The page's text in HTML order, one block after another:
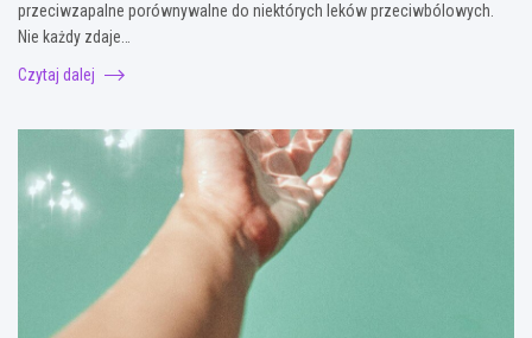
przeciwzapalne porównywalne do niektórych leków przeciwbólowych.
Nie każdy zdaje…
Czytaj dalej